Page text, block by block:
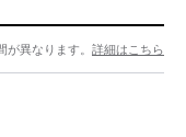
が異なります。 詳細はこちら